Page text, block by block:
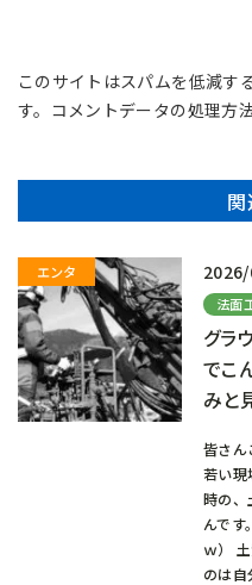
このサイトはスパムを低減す
す。 コメントデータの処理方
法面
グラ
でこ
みと
皆さん
若い現
時の、
んです
ｗ）
のは